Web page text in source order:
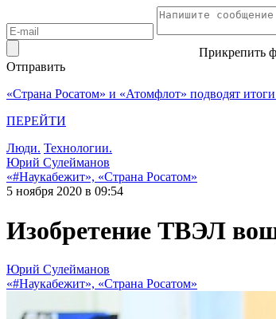
Прикрепить
Отправить
«Страна Росатом» и «Атомфлот» подводят
ПЕРЕЙТИ
Люди. Технологии.
Юрий Сулейманов
«#Наукабежит», «Страна Росатом»
5 ноября 2020 в 09:54
Изобретение ТВЭЛ
Юрий Сулейманов
«#Наукабежит», «Страна Росатом»